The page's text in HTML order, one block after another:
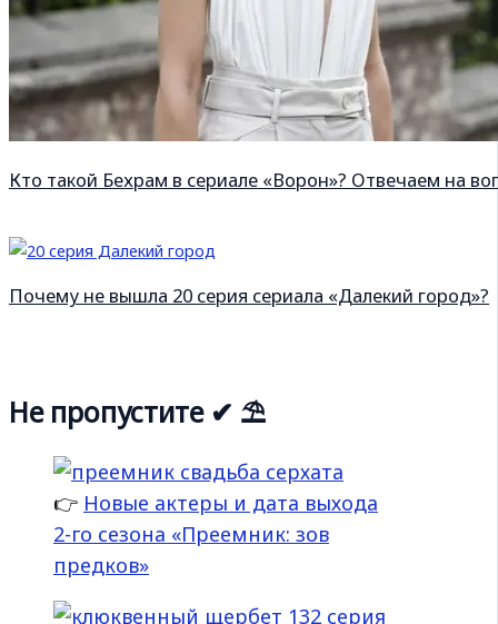
Кто такой Бехрам в сериале «Ворон»? Отвечаем на
Почему не вышла 20 серия сериала «Далекий город»?
Не пропустите ✔ ⛱
👉 Новые актеры и дата выхода
2-го сезона «Преемник: зов
предков»